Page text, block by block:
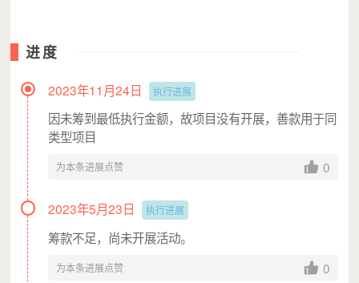
变，区域性干旱加重。
橡胶种植区域，旱季人畜饮水相当困难，而雨季则水土流失
严重。
2019年，西双版纳再次出现几十年不遇的大旱，基诺
乡老巴飘寨在4月以后出现断水。
进度
2023年11月24日 执行进展
因未筹到最低执行金额，故项目没有开展，善款用于同
类型项目
为本条进展点赞 0
2023年5月23日 执行进展
筹款不足，尚未开展活动。
为本条进展点赞 0